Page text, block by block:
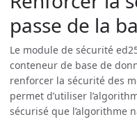
passe de la
Le module de sécurité
conteneur de base de
renforcer la sécurité des
permet d’utiliser
sécurisé que l’algorithme